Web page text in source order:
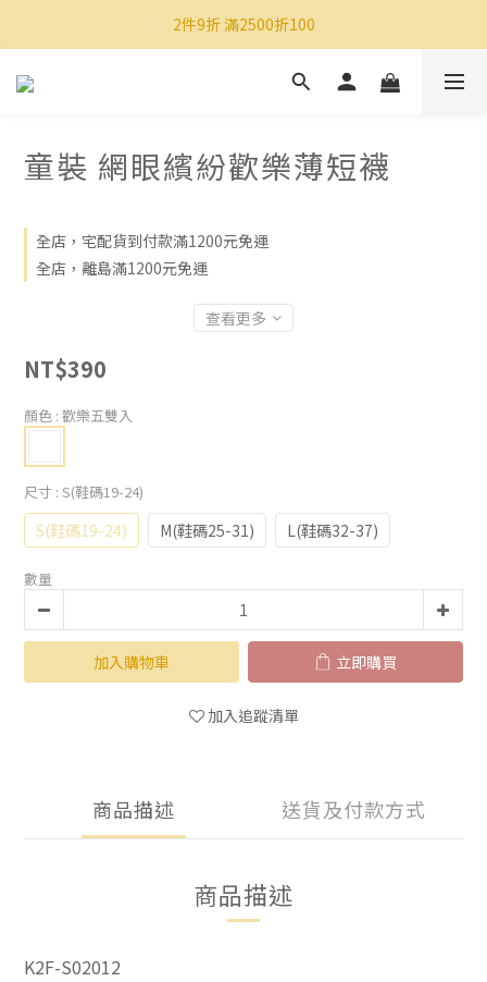
2件9折 滿2500折100
童裝 網眼繽紛歡樂薄短襪
全店，宅配貨到付款滿1200元免運
全店，離島滿1200元免運
查看更多
NT$390
顏色 : 歡樂五雙入
尺寸 : S(鞋碼19-24)
S(鞋碼19-24) M(鞋碼25-31) L(鞋碼32-37)
數量
加入購物車 立即購買
加入追蹤清單
商品描述 送貨及付款方式
商品描述
K2F-S02012